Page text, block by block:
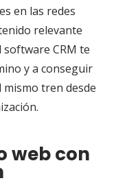
en las redes
relevante
software CRM te
y a conseguir
tren desde
web con